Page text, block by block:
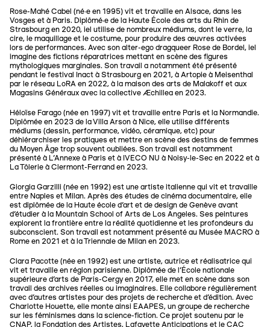
Rose-Mahé Cabel (né∙e en 1995) vit et travaille en Alsace, dans les
Vosges et à Paris. Diplômé·e de la Haute École des arts du Rhin de
Strasbourg en 2020, iel utilise de nombreux médiums, dont le verre, la
cire, le maquillage et le costume, pour produire des œuvres activées
lors de performances. Avec son alter-ego dragqueer Rose de Bordel, iel
imagine des fictions réparatrices mettant en scène des figures
mythologiques marginales. Son travail a notamment été présenté
pendant le festival Inact à Strasbourg en 2021, à Artopie à Meisenthal
par le réseau LoRA en 2022, à la maison des arts de Malakoff et aux
Magasins Généraux avec la collective Æchillea en 2023.
Héloïse Farago (née en 1997) vit et travaille entre Paris et la Normandie.
Diplômée en 2023 de la Villa Arson à Nice, elle utilise différents
médiums (dessin, performance, vidéo, céramique, etc) pour
déhiérarchiser les pratiques et mettre en scène des destins de femmes
du Moyen Âge trop souvent oubliées. Son travail est notamment
présenté à L’Annexe à Paris et à IVECO NU à Noisy-le-Sec en 2022 et à
La Tôlerie à Clermont-Ferrand en 2023.
Giorgia Garzilli (née en 1992) est une artiste italienne qui vit et travaille
entre Naples et Milan. Après des études de cinéma documentaire, elle
est diplômée de la Haute école d'art et de design de Genève avant
d'étudier à la Mountain School of Arts de Los Angeles. Ses peintures
explorent la frontière entre la réalité quotidienne et les profondeurs du
subconscient. Son travail est notamment présenté au Musée MACRO à
Rome en 2021 et à la Triennale de Milan en 2023.
Clara Pacotte (née en 1992) est une artiste, autrice et réalisatrice qui
vit et travaille en région parisienne. Diplômée de l’École nationale
supérieure d'arts de Paris-Cergy en 2017, elle met en scène dans son
travail des archives réelles ou imaginaires. Elle collabore régulièrement
avec d’autres artistes pour des projets de recherche et d’édition. Avec
Charlotte Houette, elle monte ainsi EAAPES, un groupe de recherche
sur les féminismes dans la science-fiction. Ce projet soutenu par le
CNAP, la Fondation des Artistes, Lafayette Anticipations et le CAC